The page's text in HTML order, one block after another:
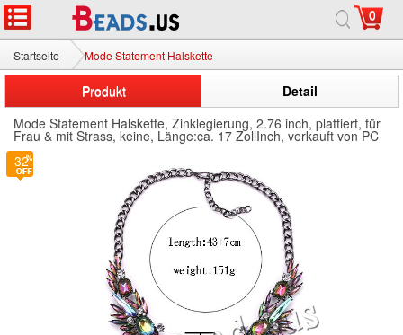
0
Startseite Mode Statement Halskette
Produkt
Detail
Mode Statement Halskette, Zinklegierung, 2.76 inch, plattiert, für
Frau & mit Strass, keine, Länge:ca. 17 ZollInch, verkauft von PC
32